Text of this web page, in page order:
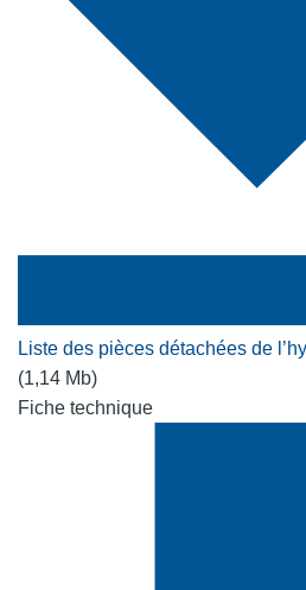
Liste des pièces détachées de
(1,14 Mb)
Fiche technique